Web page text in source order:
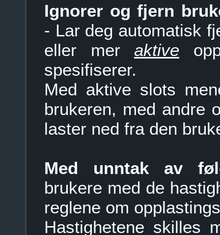
Ignorer og fjern
- Lar deg automatisk
eller mer aktive
spesifiserer.
Med aktive slots
brukeren, med andre
laster ned fra den
Med unntak av
brukere med de
reglene om
Hastighetene skilles